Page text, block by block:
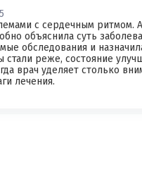
с сердечным ритмом.
объяснила суть
обследования и
стали реже, состояние
врач уделяет столько
лечения.